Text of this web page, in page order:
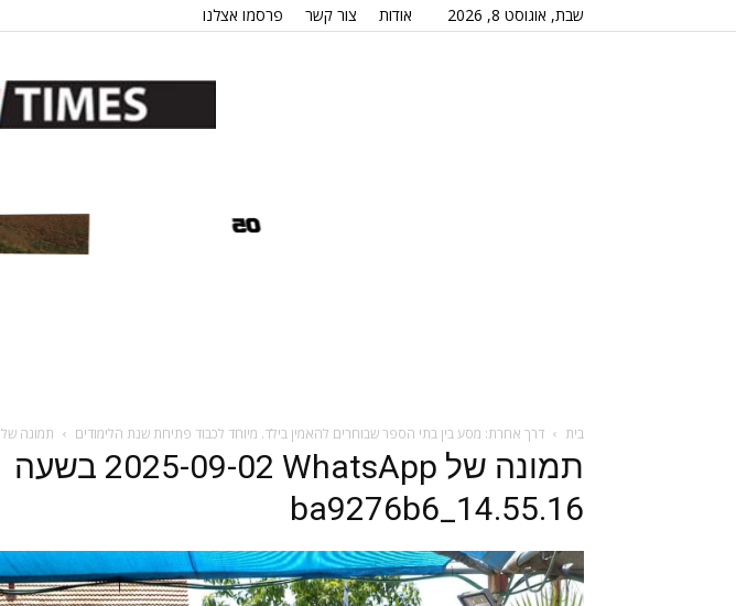
שבת, אוגוסט 8, 2026 אודות צור קשר פרסמו אצלנו
בית דרך אחרת: מסע בין בתי הספר שבוחרים להאמין בילד. מיוחד לכבוד פתיחת שנת הלימודים תמונה של WhatsApp‏ 2025-09-02 בשעה 14.55.16_ba9276b6
תמונה של WhatsApp‏ 2025-09-02 בשעה
14.55.16_ba9276b6